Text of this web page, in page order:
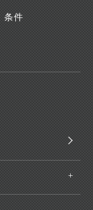
条件